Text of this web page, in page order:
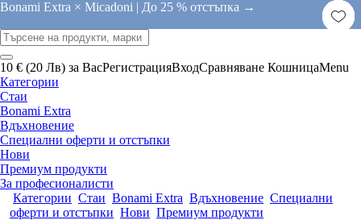
Bonami Extra × Micadoni | До 25 % отстъпка →
10 € (20 Лв) за ВасРегистрацияВходСравняване КошницаMenu
Категории
Стаи
Bonami Extra
Вдъхновение
Специални оферти и отстъпки
Нови
Премиум продукти
За професионалисти
Категории Стаи Bonami Extra Вдъхновение Специални
оферти и отстъпки Нови Премиум продукти